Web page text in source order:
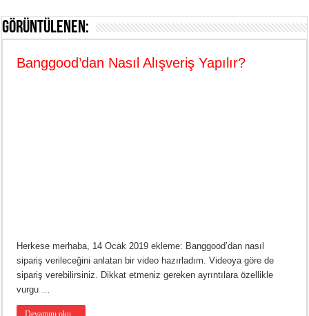
Görüntülenen:
Banggood’dan Nasıl Alışveriş Yapılır?
Herkese merhaba, 14 Ocak 2019 ekleme: Banggood’dan nasıl
sipariş verileceğini anlatan bir video hazırladım. Videoya göre de
sipariş verebilirsiniz. Dikkat etmeniz gereken ayrıntılara özellikle
vurgu …
Devamını oku...